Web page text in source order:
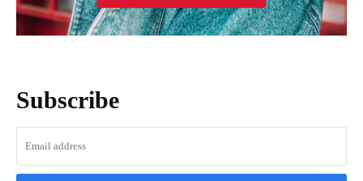
Subscribe